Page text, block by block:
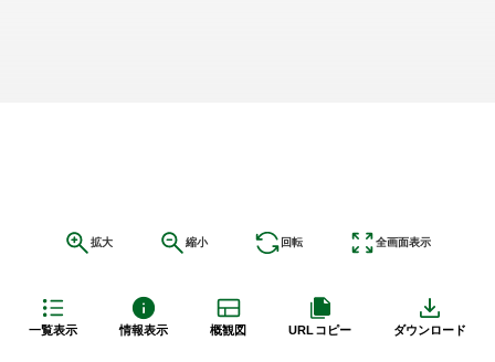
一覧表示 情報表示 URLコピー ダウンロード
概観図
拡大 縮小 回転 全画面表示